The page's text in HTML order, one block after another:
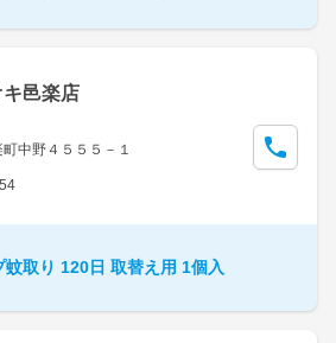
邑楽店
中野４５５５－１
蚊取り 120日 取替え用 1個入